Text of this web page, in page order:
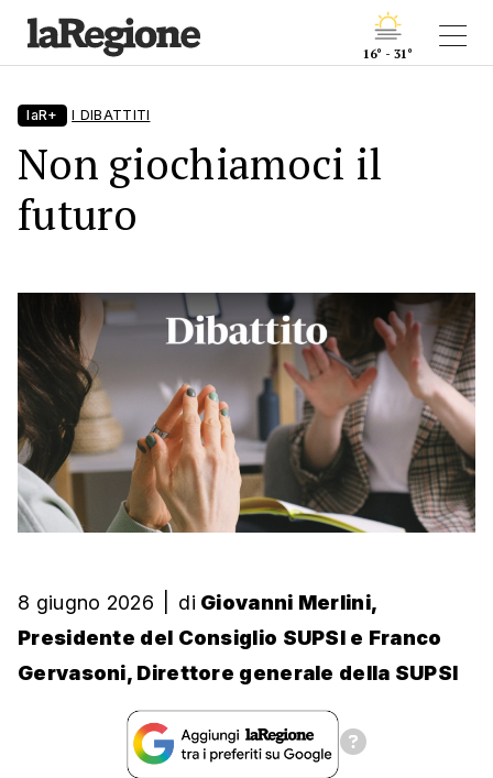
16° - 31°
laR+ I DIBATTITI
Non giochiamoci il
futuro
8 giugno 2026 di Giovanni Merlini,
Presidente del Consiglio SUPSI e Franco
Gervasoni, Direttore generale della SUPSI